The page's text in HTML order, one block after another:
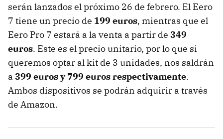
serán lanzados el próximo 26 de febrero. El Eero
7 tiene un precio de 199 euros, mientras que el
Eero Pro 7 estará a la venta a partir de 349
euros. Este es el precio unitario, por lo que si
queremos optar al kit de 3 unidades, nos saldrán
a 399 euros y 799 euros respectivamente.
Ambos dispositivos se podrán adquirir a través
de Amazon.